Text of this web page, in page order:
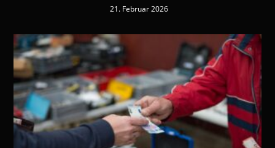
21. Februar 2026